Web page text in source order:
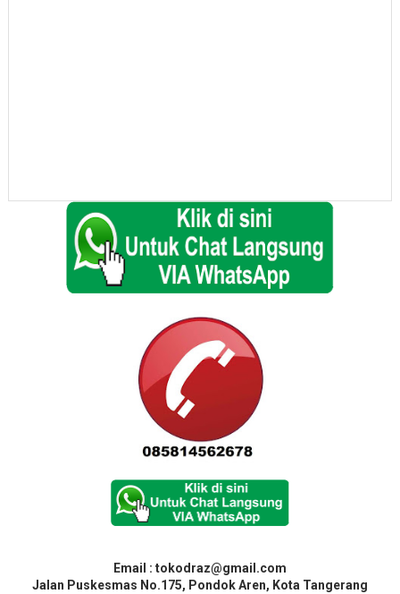
Email : tokodraz@gmail.com
Jalan Puskesmas No.175, Pondok Aren, Kota Tangerang